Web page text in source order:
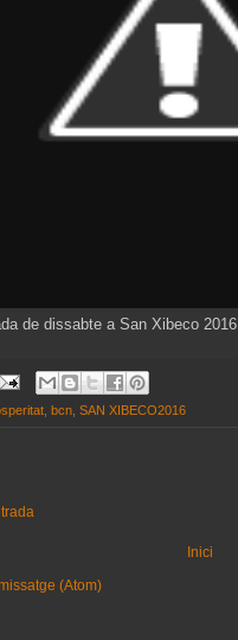
de dissabte a San Xibeco 2016.
bcn SAN XIBECO2016
Inici
(Atom)